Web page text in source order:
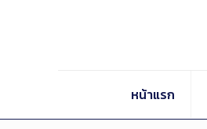
หน้าแรก